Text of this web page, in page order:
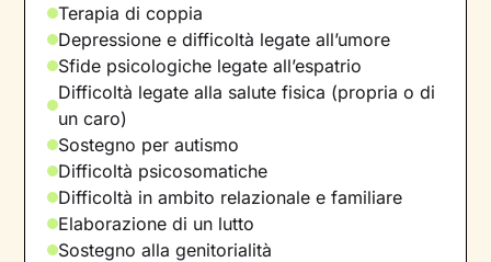
Terapia di coppia
Depressione e difficoltà legate all’umore
Sfide psicologiche legate all’espatrio
Difficoltà legate alla salute fisica (propria o di
un caro)
Sostegno per autismo
Difficoltà psicosomatiche
Difficoltà in ambito relazionale e familiare
Elaborazione di un lutto
Sostegno alla genitorialità